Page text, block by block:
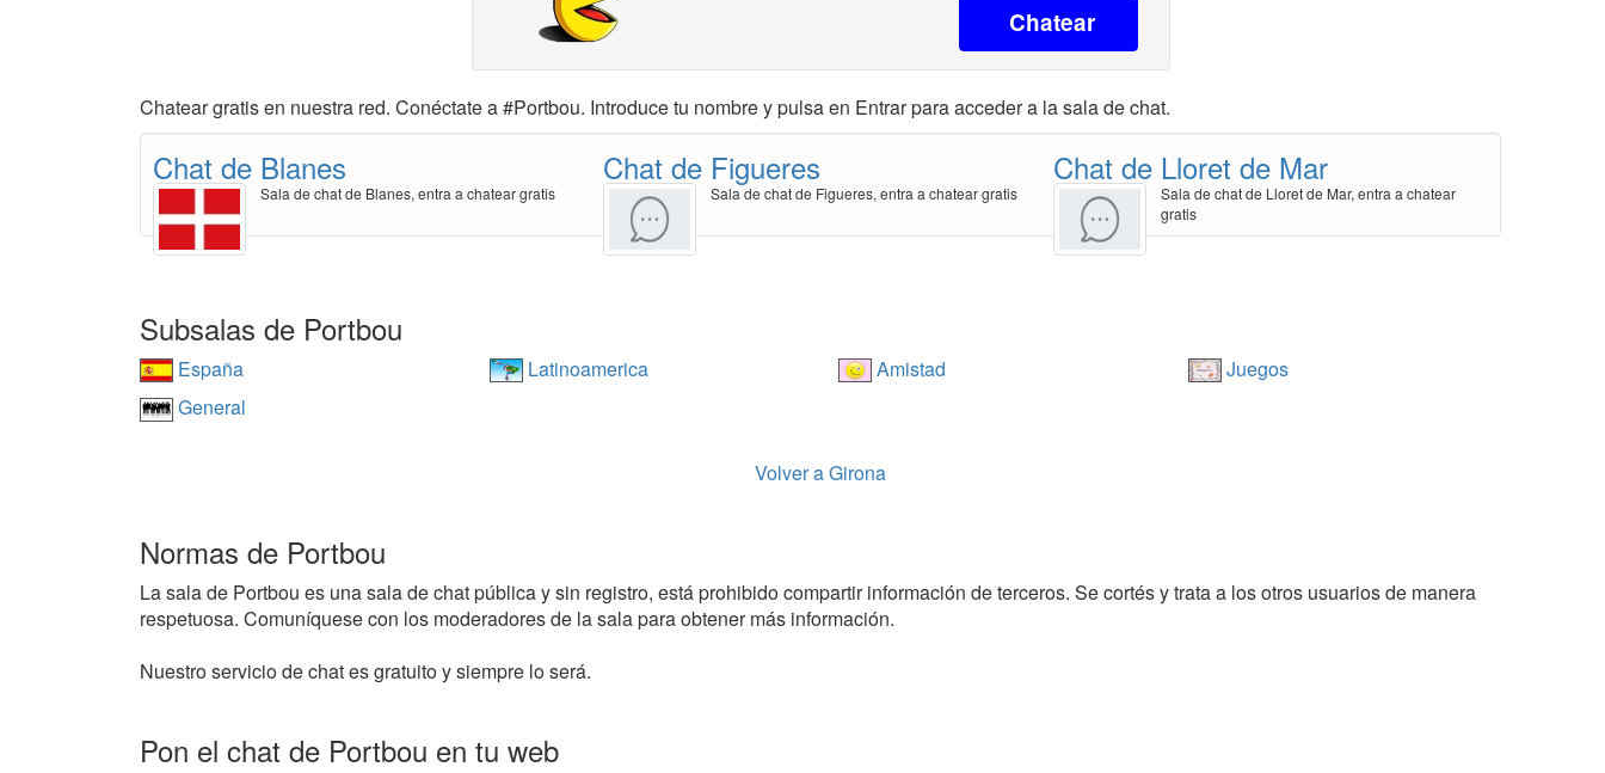
Chatear
Chatear gratis en nuestra red. Conéctate a #Portbou. Introduce tu nombre y pulsa en Entrar para acceder a la sala de chat.
Chat de Blanes
Sala de chat de Blanes, entra a chatear gratis
Chat de Figueres
Sala de chat de Figueres, entra a chatear gratis
Chat de Lloret de Mar
Sala de chat de Lloret de Mar, entra a chatear
gratis
Subsalas de Portbou
España Latinoamerica Amistad
Juegos
General
Volver a Girona
Normas de Portbou
La sala de Portbou es una sala de chat pública y sin registro, está prohibido compartir información de terceros. Se cortés y trata a los otros usuarios de manera
respetuosa. Comuníquese con los moderadores de la sala para obtener más información.
Nuestro servicio de chat es gratuito y siempre lo será.
Pon el chat de Portbou en tu web